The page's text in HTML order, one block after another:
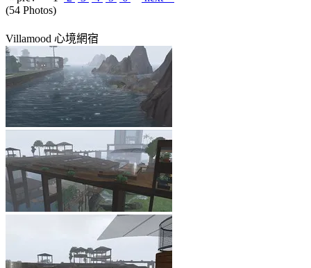
(54 Photos)
Villamood 心境網宿